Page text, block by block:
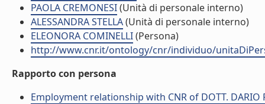
PAOLA CREMONESI(Unità di personale interno)
ALESSANDRA STELLA(Unità di personale interno)
ELEONORA COMINELLI(Persona)
http://www.cnr.it/ontology/cnr/individuo/
Rapporto con persona
Employment relationship with CNR of DOTT. DARIO